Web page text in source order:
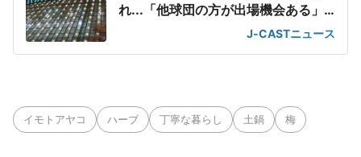
れ...「他球団の方が出場機会ある」
J-CASTニュース
イモトアヤコ ハーブ 丁寧な暮らし 土鍋 梅